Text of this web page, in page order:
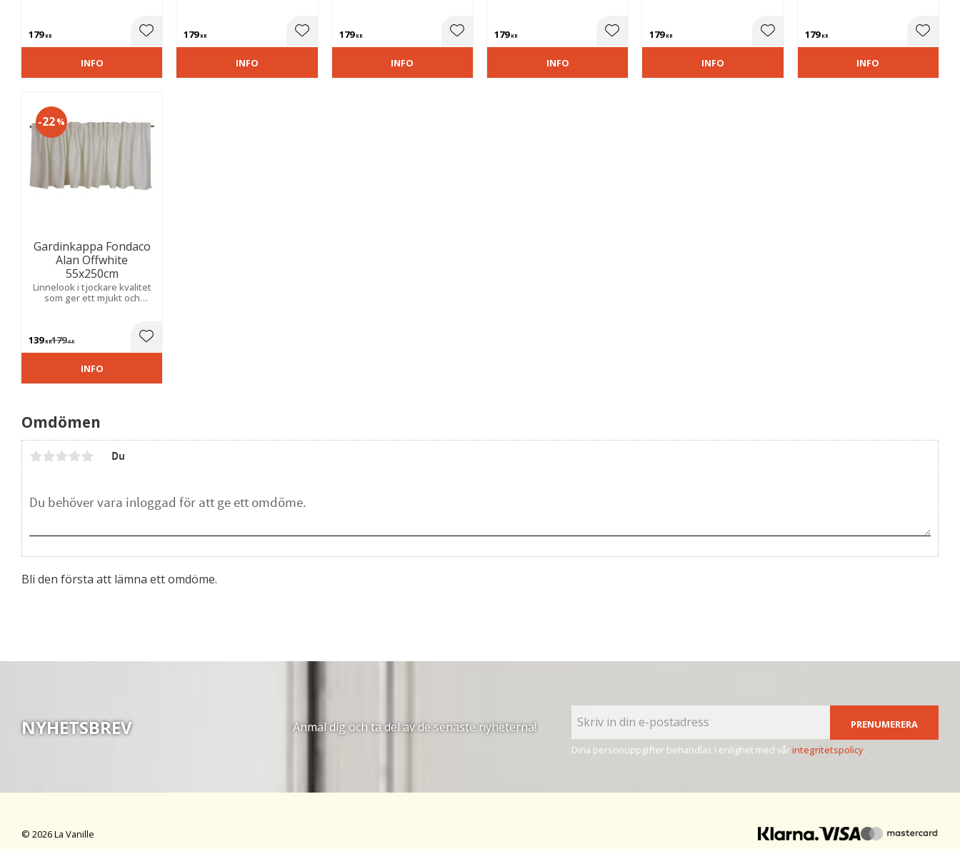
Omdömen
Du
Bli den första att lämna ett omdöme.
179KR Lägg till i favoriter
INFO
179KR Lägg till i favoriter
INFO
179KR Lägg till i favoriter
INFO
179KR Lägg till i favoriter
INFO
179KR Lägg till i favoriter
INFO
uttryck med tidlös stil.
179KR Lägg
INFO
Gardinkappa Fondaco
Alan Offwhite
55x250cm
Linnelook i tjockare kvalitet
som ger ett mjukt och
139KR179KR
22%
Lägg till i favoriter
INFO
NYHETSBREV Anmäl dig och ta del av de senaste nyheterna! PRENUMERERA
Dina personuppgifter behandlas i enlighet med vårintegritetspolicy.
© 2026 La Vanille